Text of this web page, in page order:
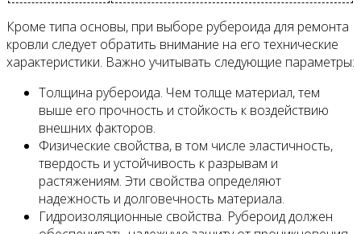
Кроме типа основы, при выборе рубероида для ремонта
кровли следует обратить внимание на его технические
характеристики. Важно учитывать следующие параметры:
Толщина рубероида. Чем толще материал, тем
выше его прочность и стойкость к воздействию
внешних факторов.
Физические свойства, в том числе эластичность,
твердость и устойчивость к разрывам и
растяжениям. Эти свойства определяют
надежность и долговечность материала.
Гидроизоляционные свойства. Рубероид должен